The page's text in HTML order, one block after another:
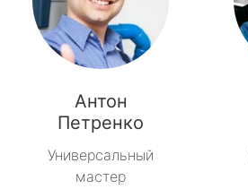
Антон
Петренко
Универсальный
мастер